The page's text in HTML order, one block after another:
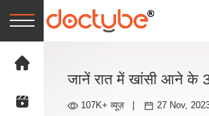
जानें रात में खांसी आने के
107K+ व्यूज़ 27 Nov,